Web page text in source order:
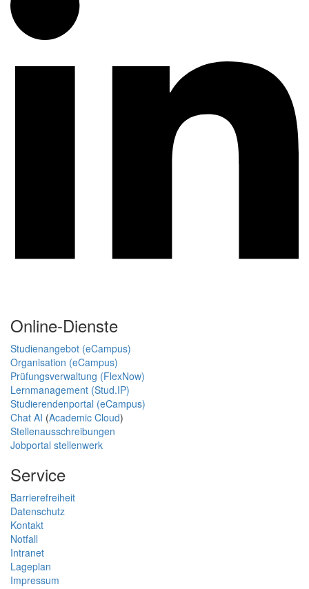
Online-Dienste
Studienangebot (eCampus)
Organisation (eCampus)
Prüfungsverwaltung (FlexNow)
Lernmanagement (Stud.IP)
Studierendenportal (eCampus)
Chat AI (Academic Cloud)
Stellenausschreibungen
Jobportal stellenwerk
Service
Barrierefreiheit
Datenschutz
Kontakt
Notfall
Intranet
Lageplan
Impressum